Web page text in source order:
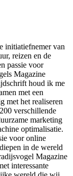
initiatiefnemer van
reizen en de
passie voor
Magazine
houd ik me
met een
met het realiseren
verschillende
marketing
optimalisatie.
voor online
in de wereld
Magazine
interessante